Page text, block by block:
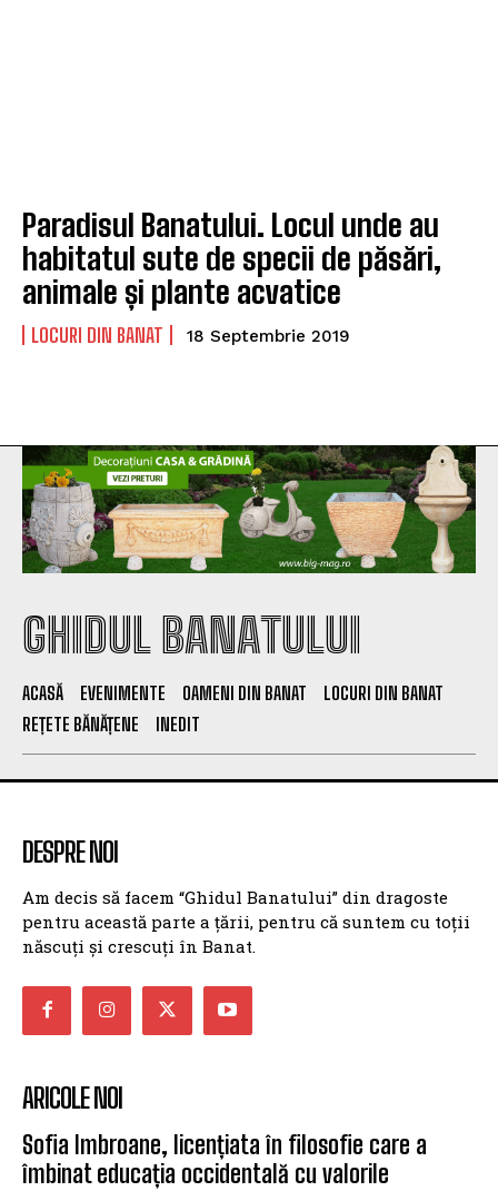
Paradisul Banatului. Locul unde au
habitatul sute de specii de păsări,
animale și plante acvatice
LOCURI DIN BANAT 18 Septembrie 2019
GHIDUL BANATULUI
ACASĂ EVENIMENTE OAMENI DIN BANAT
LOCURI DIN BANAT
REȚETE BĂNĂȚENE
INEDIT
DESPRE NOI
Am decis să facem “Ghidul Banatului” din dragoste
pentru această parte a țării, pentru că suntem cu toții
născuți și crescuți în Banat.
ARICOLE NOI
Sofia Imbroane, licențiata în filosofie care a
îmbinat educația occidentală cu valorile